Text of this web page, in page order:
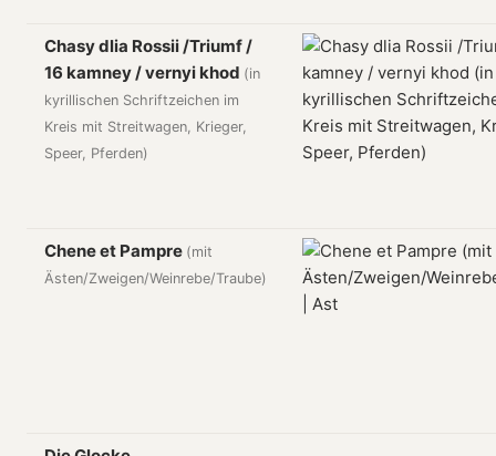
Chasy dlia Rossii /Triumf /
16 kamney / vernyi khod (in
kyrillischen Schriftzeichen im
Kreis mit Streitwagen, Krieger,
Speer, Pferden)
Chene et Pampre (mit
Ästen/Zweigen/Weinrebe/Traube)